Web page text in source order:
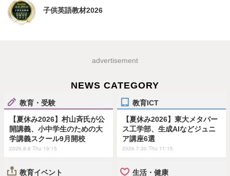
子供英語教材2026
advertisement
NEWS CATEGORY
教育・受験
【夏休み2026】村山斉氏が公
開講義、小中学生のための大
学講義スクール9月開校
2026.8.6 Thu 19:15
教育ICT
【夏休み2026】東大メタバー
ス工学部、生成AIなどジュニ
ア講座6選
2026.7.30 Thu 11:15
教育イベント 生活・健康